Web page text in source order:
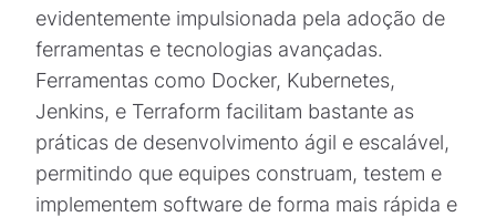
evidentemente impulsionada pela adoção de
ferramentas e tecnologias avançadas.
Ferramentas como Docker, Kubernetes,
Jenkins, e Terraform facilitam bastante as
práticas de desenvolvimento ágil e escalável,
permitindo que equipes construam, testem e
implementem software de forma mais rápida e